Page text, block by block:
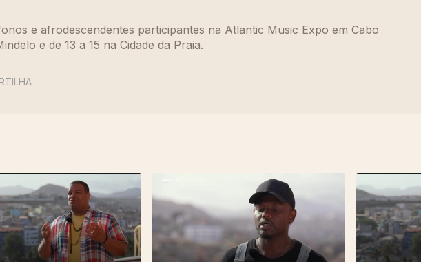
e afrodescendentes participantes na Atlantic Music Expo em Cabo
e de 13 a 15 na Cidade da Praia.